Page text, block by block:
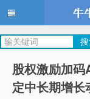
牛牛网
股权激励加
定中长期增长